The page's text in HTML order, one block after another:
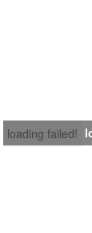
loading failed!